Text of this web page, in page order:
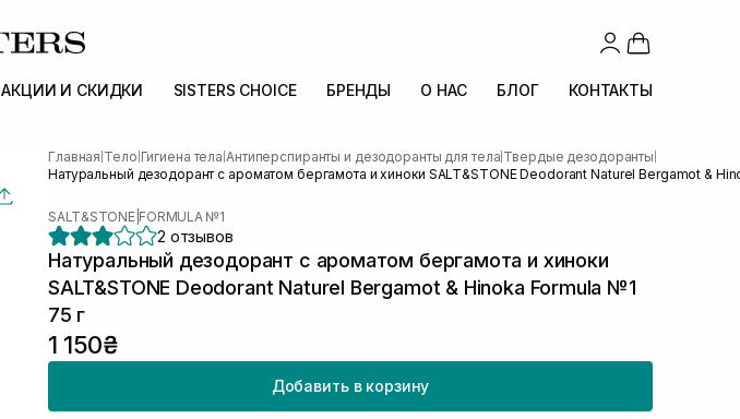
АКЦИИ И СКИДКИ SISTERS CHOICE БРЕНДЫ О НАС БЛОГ КОНТАКТЫ
Главная Тело Гигиена тела Антиперспиранты и дезодоранты для тела Твердые дезодоранты
Натуральный дезодорант с ароматом бергамота и хиноки SALT&STONE Deodorant Naturel Bergamot &
SALT&STONE| FORMULA №1
2 отзывов
Натуральный дезодорант с ароматом бергамота и хиноки
SALT&STONE Deodorant Naturel Bergamot & Hinoka Formula №1
75 г
1 150₴
Добавить в корзину